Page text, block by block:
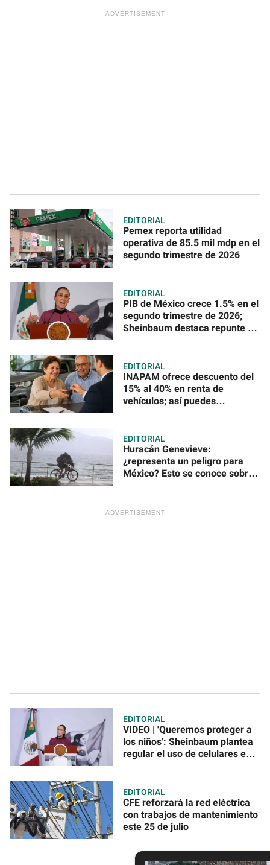
EDITORIAL
Pemex reporta utilidad
operativa de 85.5 mil mdp en el
segundo trimestre de 2026
EDITORIAL
PIB de México crece 1.5% en el
segundo trimestre de 2026;
Sheinbaum destaca repunte de
EDITORIAL
INAPAM ofrece descuento del
15% al 40% en renta de
vehículos; así puedes
EDITORIAL
Huracán Genevieve:
¿representa un peligro para
México? Esto se conoce sobre
EDITORIAL
VIDEO | 'Queremos proteger a
los niños': Sheinbaum plantea
regular el uso de celulares en
EDITORIAL
CFE reforzará la red eléctrica
con trabajos de mantenimiento
este 25 de julio